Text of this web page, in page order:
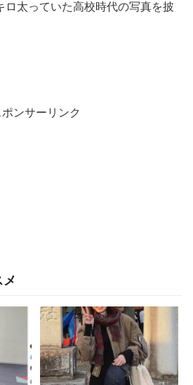
ロ太っていた高校時代の写真を披
ポンサーリンク